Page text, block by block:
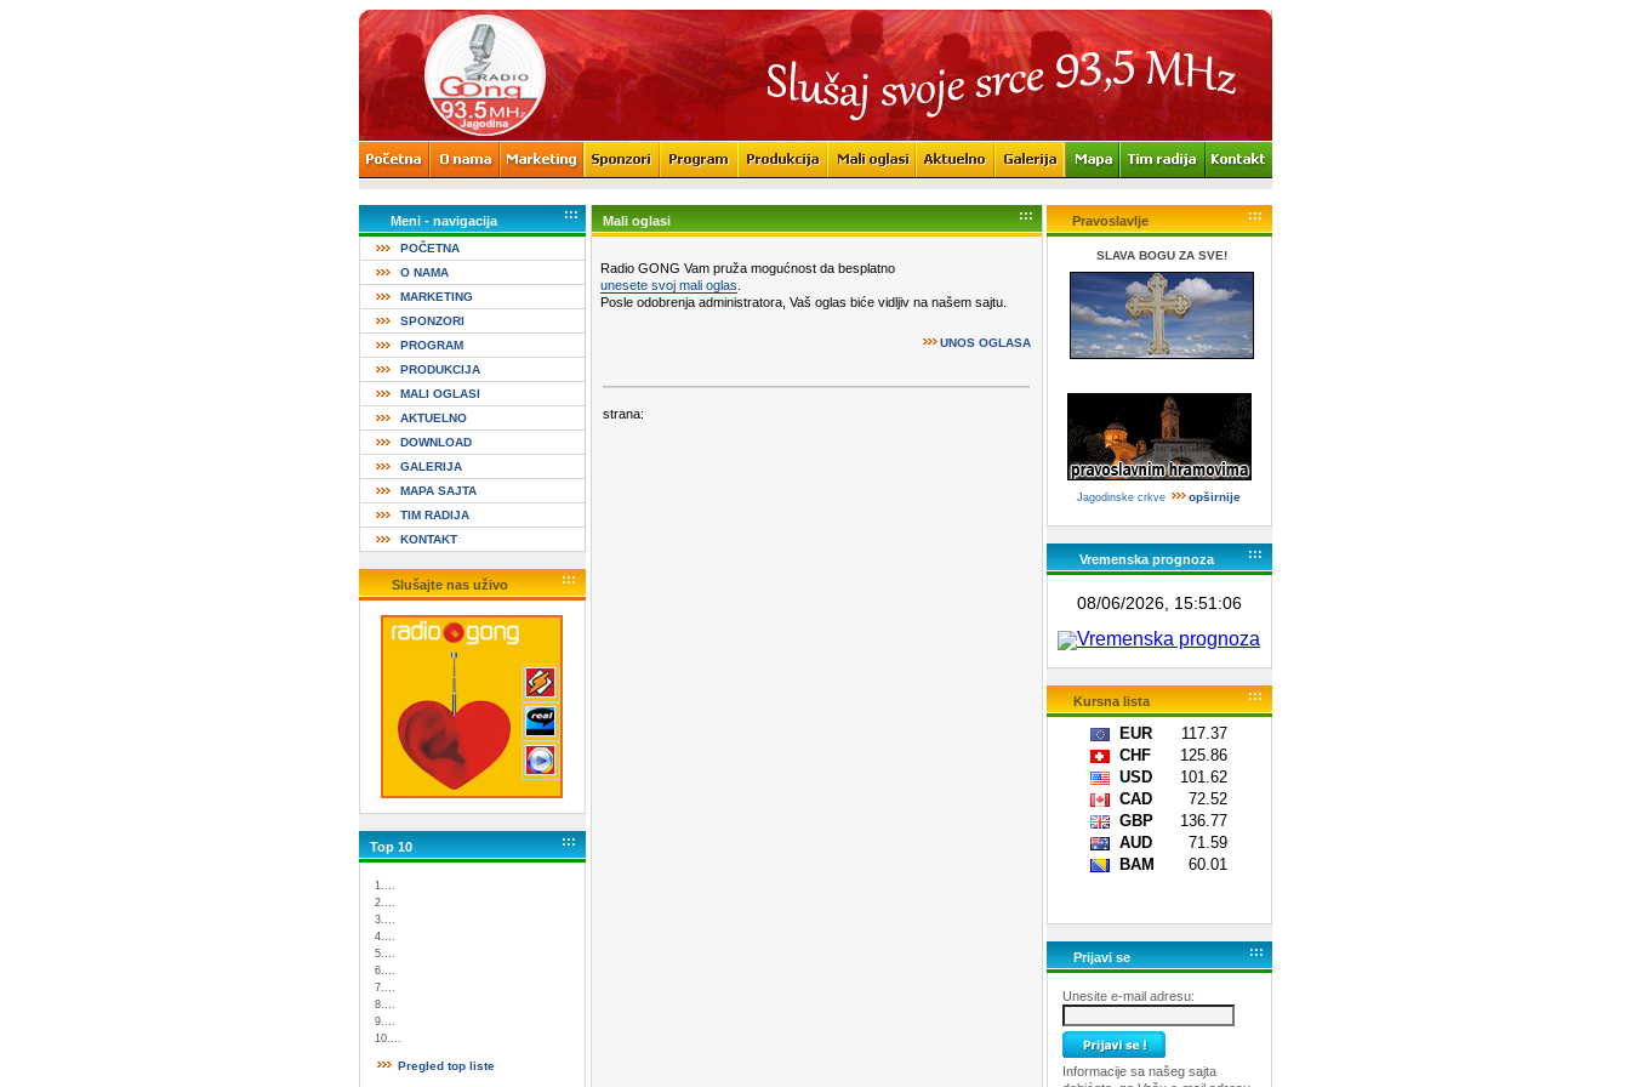
Meni - navigacija :::
POČETNA
O NAMA
MARKETING
SPONZORI
PROGRAM
PRODUKCIJA
MALI OGLASI
AKTUELNO
DOWNLOAD
GALERIJA
MAPA SAJTA
TIM RADIJA
KONTAKT
Slušajte nas uživo :::
Top 10 :::
1....
2....
3....
4....
5....
6....
7....
8....
9....
10....
Pregled top liste
Mali oglasi :::
Radio GONG Vam pruža mogućnost da besplatno
unesete svoj mali oglas
Posle odobrenja administratora, Vaš oglas biće vidljiv na našem sajtu.
UNOS OGLASA
strana:
Pravoslavlje :::
SLAVA BOGU ZA SVE!
Jagodinske crkve opširnije
Vremenska prognoza :::
Kursna lista :::
Prijavi se :::
Unesite e-mail adresu:
Informacije sa našeg sajta